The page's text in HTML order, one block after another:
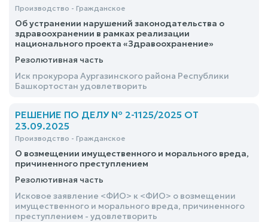
Производство - Гражданское
Об устранении нарушений законодательства о
здравоохранении в рамках реализации
национального проекта «Здравоохранение»
Резолютивная часть
Иск прокурора Аургазинского района Республики
Башкортостан удовлетворить
РЕШЕНИЕ ПО ДЕЛУ № 2-1125/2025 ОТ
23.09.2025
Производство - Гражданское
О возмещении имущественного и морального вреда,
причиненного преступлением
Резолютивная часть
Исковое заявление <ФИО> к <ФИО> о возмещении
имущественного и морального вреда, причиненного
преступлением - удовлетворить